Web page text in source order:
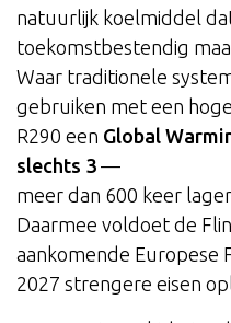
natuurlijk koelmiddel
toekomstbestendig
Waar traditionele
gebruiken met een
R290 een Global
slechts 3 —
meer dan 600 keer lager
Daarmee voldoet de
aankomende Europese
2027 strengere eisen